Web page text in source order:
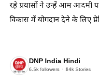
रहे प्रयासों ने उन्हें आम आदमी
विकास में योगदान देने के लिए
DNP India Hindi
6.5k followers 84k Stories